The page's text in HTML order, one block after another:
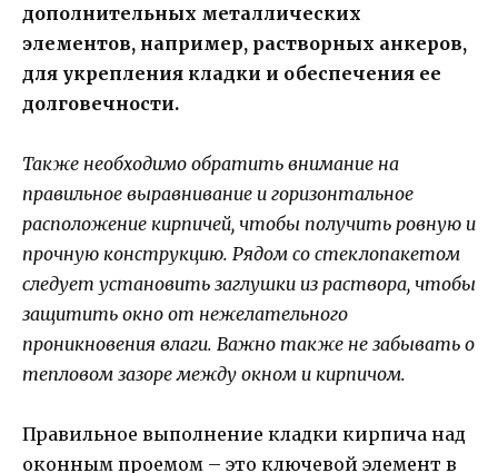
дополнительных металлических
элементов, например, растворных анкеров,
для укрепления кладки и обеспечения ее
долговечности.
Также необходимо обратить внимание на
правильное выравнивание и горизонтальное
расположение кирпичей, чтобы получить ровную и
прочную конструкцию. Рядом со стеклопакетом
следует установить заглушки из раствора, чтобы
защитить окно от нежелательного
проникновения влаги. Важно также не забывать о
тепловом зазоре между окном и кирпичом.
Правильное выполнение кладки кирпича над
оконным проемом – это ключевой элемент в